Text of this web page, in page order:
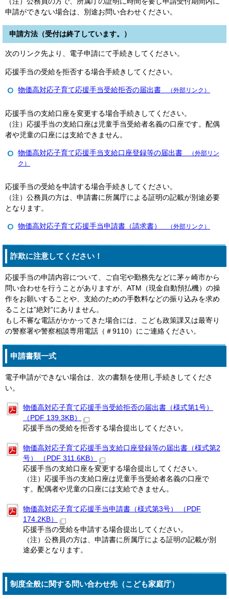
申請ができない場合は、別途お問い合わせください。
申請方法（受付は終了しています。）
次のリンク先より、電子申請にて手続きしてください。
応援手当の受給を拒否する場合手続きしてください。
物価高対応子育て応援手当受給拒否の届出書 （外部リンク）
応援手当の支給口座を変更する場合手続きしてください。
（注）応援手当の支給口座は児童手当受給者名義の口座です。配偶
者や児童の口座には支給できません。
物価高対応子育て応援手当支給口座登録等の届出書 （外部リン
ク）
応援手当の受給を申請する場合手続きしてください。
（注）公務員の方は、申請書に所属庁による証明の記載が別途必要
となります。
物価高対応子育て応援手当申請書（請求書） （外部リンク）
詐欺に注意してください！
応援手当の申請内容について、ご自宅や勤務先などに茅ヶ崎市から
問い合わせを行うことがありますが、ATM（現金自動預払機）の操
作をお願いすることや、支給のための手数料などの振り込みを求め
ることは”絶対”にありません。
もし不審な電話がかかってきた場合には、こども政策課又は最寄り
の警察署や警察相談専用電話（＃9110）にご連絡ください。
申請書類一式
電子申請ができない場合は、次の書類を使用し手続きしてくださ
い。
物価高対応子育て応援手当受給拒否の届出書（様式第1号）
（PDF 139.3KB）
応援手当の受給を拒否する場合提出してください。
物価高対応子育て応援手当支給口座登録等の届出書（様式第2
号） （PDF 311.6KB）
応援手当の支給口座を変更する場合提出してください。
（注）応援手当の支給口座は児童手当受給者名義の口座で
す。配偶者や児童の口座には支給できません。
物価高対応子育て応援手当申請書（様式第3号） （PDF
174.2KB）
応援手当の受給を申請する場合提出してください。
（注）公務員の方は、申請書に所属庁による証明の記載が別
途必要となります。
制度全般に関する問い合わせ先（こども家庭庁）